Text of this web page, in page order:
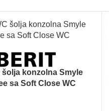
šolja konzolna Smyle
sa Soft Close WC